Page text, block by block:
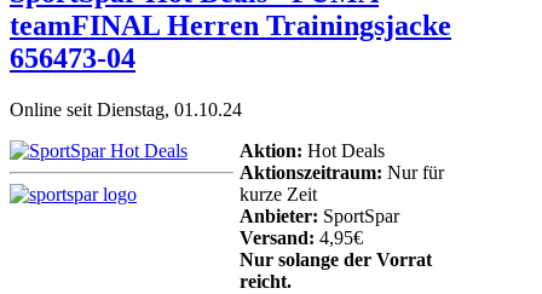
teamFINAL Herren Trainingsjacke
656473-04
Online seit Dienstag, 01.10.24
Aktion: Hot Deals
Aktionszeitraum: Nur für
kurze Zeit
Anbieter: SportSpar
Versand: 4,95€
Nur solange der Vorrat
reicht.